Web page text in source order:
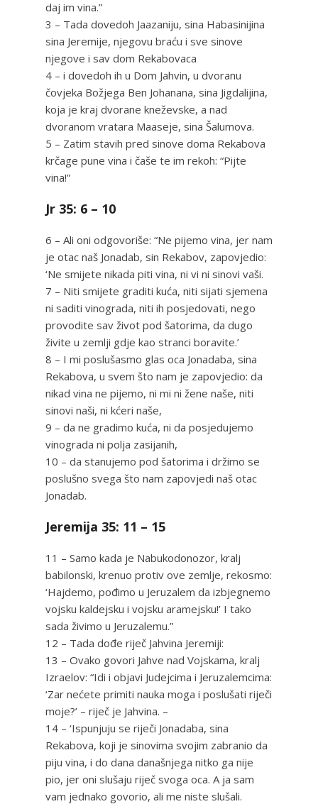
daj im vina.”
3 – Tada dovedoh Jaazaniju, sina Habasinijina
sina Jeremije, njegovu braću i sve sinove
njegove i sav dom Rekabovaca
4 – i dovedoh ih u Dom Jahvin, u dvoranu
čovjeka Božjega Ben Johanana, sina Jigdalijina,
koja je kraj dvorane kneževske, a nad
dvoranom vratara Maaseje, sina Šalumova.
5 – Zatim stavih pred sinove doma Rekabova
krčage pune vina i čaše te im rekoh: “Pijte
vina!”
Jr 35: 6 – 10
6 – Ali oni odgovoriše: “Ne pijemo vina, jer nam
je otac naš Jonadab, sin Rekabov, zapovjedio:
‘Ne smijete nikada piti vina, ni vi ni sinovi vaši.
7 – Niti smijete graditi kuća, niti sijati sjemena
ni saditi vinograda, niti ih posjedovati, nego
provodite sav život pod šatorima, da dugo
živite u zemlji gdje kao stranci boravite.’
8 – I mi poslušasmo glas oca Jonadaba, sina
Rekabova, u svem što nam je zapovjedio: da
nikad vina ne pijemo, ni mi ni žene naše, niti
sinovi naši, ni kćeri naše,
9 – da ne gradimo kuća, ni da posjedujemo
vinograda ni polja zasijanih,
10 – da stanujemo pod šatorima i držimo se
poslušno svega što nam zapovjedi naš otac
Jonadab.
Jeremija 35: 11 – 15
11 – Samo kada je Nabukodonozor, kralj
babilonski, krenuo protiv ove zemlje, rekosmo:
‘Hajdemo, pođimo u Jeruzalem da izbjegnemo
vojsku kaldejsku i vojsku aramejsku!’ I tako
sada živimo u Jeruzalemu.”
12 – Tada dođe riječ Jahvina Jeremiji:
13 – Ovako govori Jahve nad Vojskama, kralj
Izraelov: “Idi i objavi Judejcima i Jeruzalemcima:
‘Zar nećete primiti nauka moga i poslušati riječi
moje?’ – riječ je Jahvina. –
14 – ‘Ispunjuju se riječi Jonadaba, sina
Rekabova, koji je sinovima svojim zabranio da
piju vina, i do dana današnjega nitko ga nije
pio, jer oni slušaju riječ svoga oca. A ja sam
vam jednako govorio, ali me niste slušali.